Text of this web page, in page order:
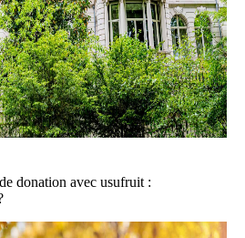
donation avec usufruit :